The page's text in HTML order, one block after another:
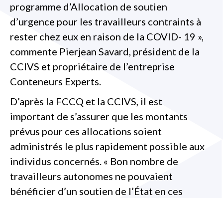
programme d’Allocation de soutien
d’urgence pour les travailleurs contraints à
rester chez eux en raison de la COVID- 19 »,
commente Pierjean Savard, président de la
CCIVS et propriétaire de l’entreprise
Conteneurs Experts.
D’après la FCCQ et la CCIVS, il est
important de s’assurer que les montants
prévus pour ces allocations soient
administrés le plus rapidement possible aux
individus concernés. « Bon nombre de
travailleurs autonomes ne pouvaient
bénéficier d’un soutien de l’État en ces